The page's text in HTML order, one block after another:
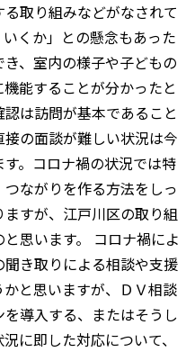
取り組みなどがなされて
くか」との懸念もあった
、室内の様子や子どもの
能することが分かったと
は訪問が基本であること
の面談が難しい状況は今
。コロナ禍の状況では特
ながりを作る方法をしっ
すが、江戸川区の取り組
思います。 コロナ禍によ
き取りによる相談や支援
と思いますが、ＤＶ相談
導入する、またはそうし
に即した対応について、